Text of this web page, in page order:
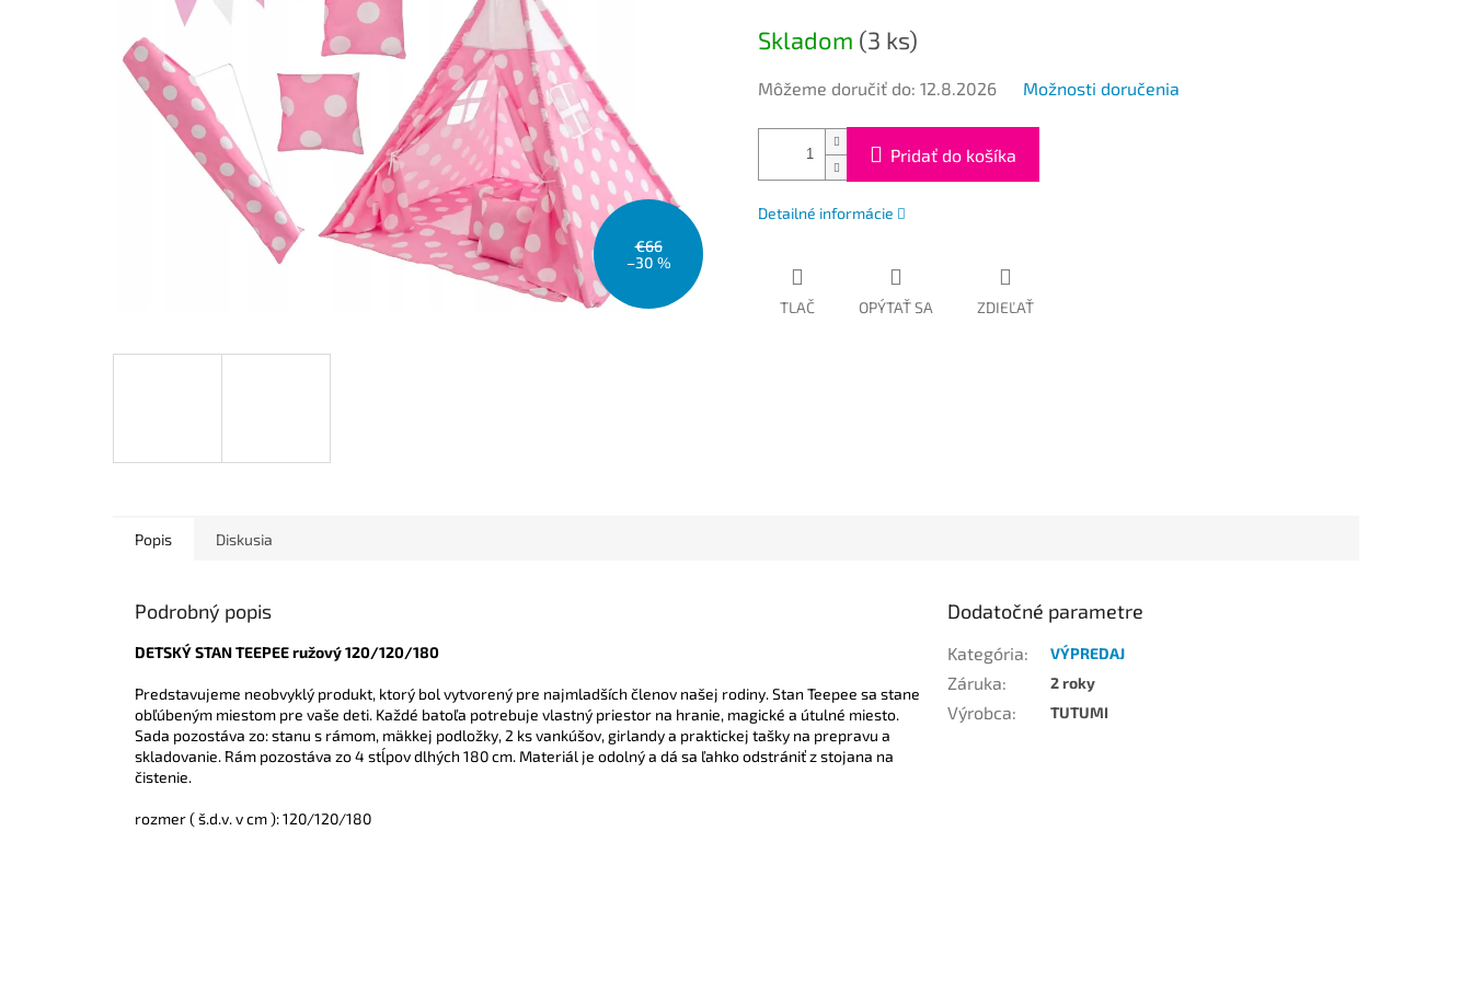
€66
–30 %
Skladom (3 ks)
Môžeme doručiť do: 12.8.2026 Možnosti doručenia
Pridať do košíka
Detailné informácie
TLAČ OPÝTAŤ SA ZDIEĽAŤ
Popis Diskusia
Podrobný popis
DETSKÝ STAN TEEPEE ružový 120/120/180
Predstavujeme neobvyklý produkt, ktorý bol vytvorený pre najmladších členov našej rodiny.Stan Teepee sa stane
obľúbeným miestom pre vaše deti. Každé batoľa potrebuje vlastný priestor na hranie, magické a útulné miesto.
Sada pozostáva zo: stanu s rámom, mäkkej podložky, 2 ks vankúšov, girlandy a praktickej tašky na prepravu a
skladovanie. Rám pozostáva zo 4 stĺpov dlhých 180 cm. Materiál je odolný a dá sa ľahko odstrániť z stojana na
čistenie.
rozmer ( š.d.v. v cm ): 120/120/180
Dodatočné parametre
Kategória: VÝPREDAJ
Záruka: 2 roky
Výrobca: TUTUMI